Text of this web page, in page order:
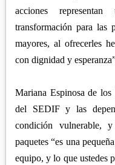
acciones
transformación para las
mayores, al ofrecerles
con dignidad y
Mariana Espinosa de
del SEDIF y las
condición vulnerable,
paquetes “es una
equipo, y lo que ustedes